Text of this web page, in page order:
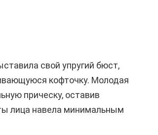
свой упругий бюст,
кофточку. Молодая
прическу, оставив
лица навела минимальным